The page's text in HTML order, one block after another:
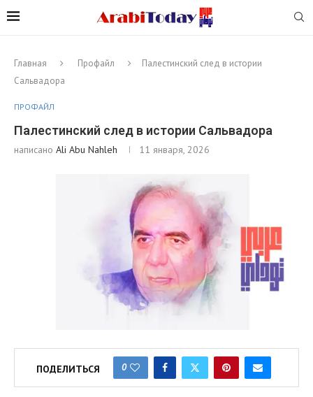
Главная Профайл
Палестинский след в истории
Сальвадора
ПРОФАЙЛ
Палестинский след в истории Сальвадора
написано Ali Abu Nahleh 11 января, 2026
ПОДЕЛИТЬСЯ 0